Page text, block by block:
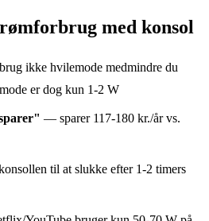
med konsol
ikke hvilemode medmindre du
er dog kun 1-2 W
— sparer 117-180 kr./år vs.
til at slukke efter 1-2 timers